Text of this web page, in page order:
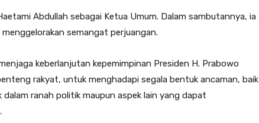
Abdullah sebagai Ketua Umum. Dalam sambutannya, ia
semangat perjuangan.
keberlanjutan kepemimpinan Presiden H. Prabowo
rakyat, untuk menghadapi segala bentuk ancaman, baik
ranah politik maupun aspek lain yang dapat